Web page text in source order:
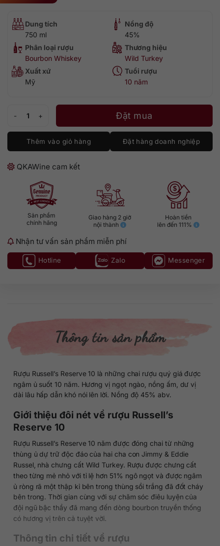
Dung tích
750 ml
Nồng độ
45%
Phân loại rượu
Bourbon Whiskey
Thương hiệu
Wild Turkey
Xuất xứ
Mỹ
Tuổi rượu
10 năm
Đặt mua
Thêm vào giỏ hàng Đặt hàng doanh nghiệp
QKAWine cam kết
Sản phẩm
chính hãng
Giao hàng 2 giờ
nội thành
Hoàn tiền
lên đến 111%
Nhận tư vấn sản phẩm miễn phí
Hotline Zalo Messenger
Thông tin sản phẩm
Rượu Russell’s Reserve 10 là những chai rượu quý giá được
ngâm ủ suốt 10 năm. Hương vị ngọt ngào, nồng ấm, dư vị
dài lâu hấp dẫn khó nói lên lời. Nồng độ 45% abv.
Giới thiệu đôi nét về rượu Russell’s
Reserve 10
Rượu Russell’s Reserve 10 năm được đóng chai từ những
thùng ủ dự trữ độc đáo của hai cha con Jimmy & Eddie
Russel, nhà chưng cất Wild Turkey. Rượu được chưng cất
theo từng mẻ nhỏ với tỉ lệ hơn 51% ngô ngọt và được ngâm
ủ ròng rã một thập kỉ bên trong thùng sồi trắng đã đốt cháy
bên trong. Thời gian cùng với sự chăm sóc điêu luyện của
đội ngũ bậc thầy đã mang đến dòng bourbon truyền thống
có hương vị trên cả tuyệt vời.
Thông tin chi tiết về rượu